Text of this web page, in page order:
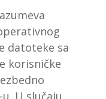
datoteke sa
korisničke
U slučaju